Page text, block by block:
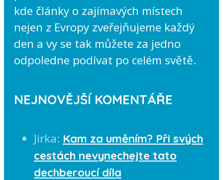
kde články o zajímavých místech
nejen z Evropy zveřejňujeme každý
den a vy se tak můžete za jedno
odpoledne podívat po celém světě.
NEJNOVĚJŠÍ KOMENTÁŘE
Jirka: Kam za uměním? Při svých
cestách nevynechejte tato
dechberoucí díla